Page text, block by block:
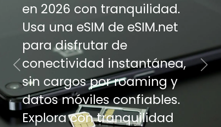
en 2026 con tranquilidad.
Usa una eSIM de eSIM.net
para disfrutar de
conectividad instantánea,
sin cargos por roaming y
datos móviles confiables.
Explora con tranquilidad
en 2026 con tranquilidad.
Usa una eSIM de eSIM.net
para disfrutar de
conectividad instantánea,
sin cargos por roaming y
datos móviles confiables.
Explora con tranquilidad
Previous Next